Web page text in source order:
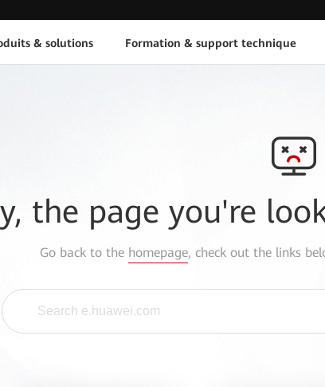
& solutions Formation & support technique
the page you're
Go back to the homepage, check out the links